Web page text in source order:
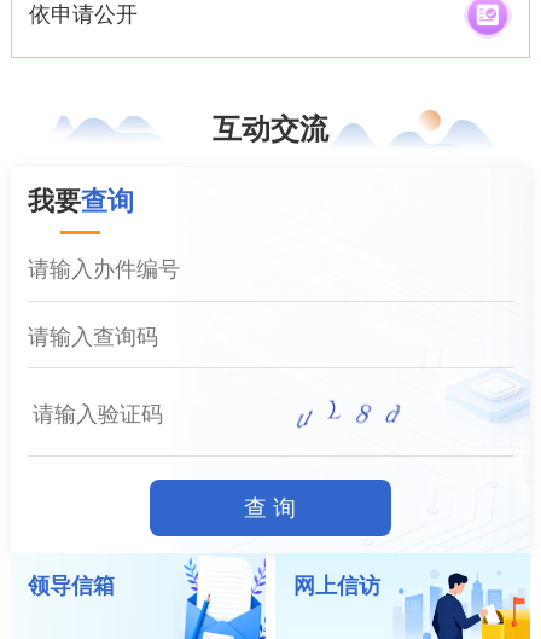
依申请公开
互动交流
我要查询
查 询
领导信箱 网上信访